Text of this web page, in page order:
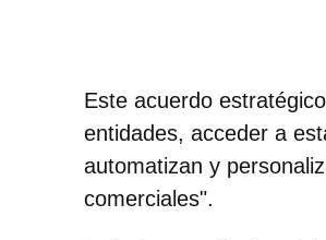
Este acuerdo
entidades, acceder a
automatizan y
comerciales".